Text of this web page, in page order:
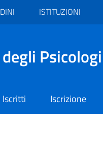
ISTITUZIONI
Iscritti Iscrizione